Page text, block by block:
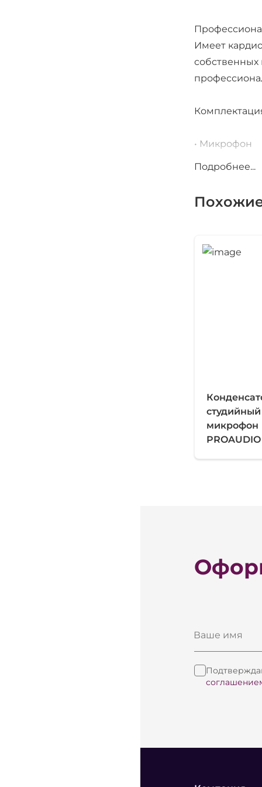
Имеет
• Микрофон
• Держатель
питание,
источника
Подробнее...
студийный
микрофон
Ваше имя